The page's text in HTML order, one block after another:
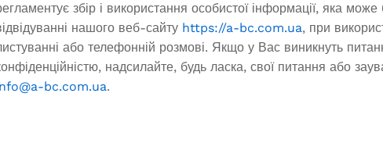
збір і використання особистої інформації, яка
нашого веб-сайту https://a-bc.com.ua, при
або телефонній розмові. Якщо у Вас виникнуть
надсилайте, будь ласка, свої питання або
bc.com.ua.